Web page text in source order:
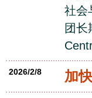
社会
团
2026/2/8 加